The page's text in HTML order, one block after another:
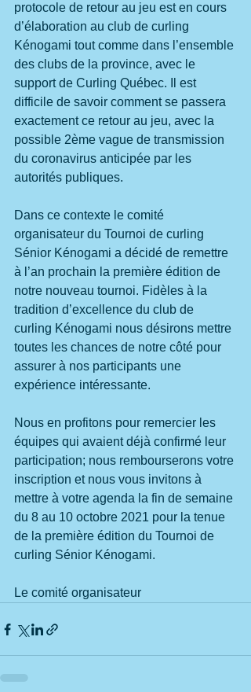
protocole de retour au jeu est en cours
d’élaboration au club de curling
Kénogami tout comme dans l’ensemble
des clubs de la province, avec le
support de Curling Québec. Il est
difficile de savoir comment se passera
exactement ce retour au jeu, avec la
possible 2ème vague de transmission
du coronavirus anticipée par les
autorités publiques.
Dans ce contexte le comité
organisateur du Tournoi de curling
Sénior Kénogami a décidé de remettre
à l’an prochain la première édition de
notre nouveau tournoi. Fidèles à la
tradition d’excellence du club de
curling Kénogami nous désirons mettre
toutes les chances de notre côté pour
assurer à nos participants une
expérience intéressante.
Nous en profitons pour remercier les
équipes qui avaient déjà confirmé leur
participation; nous rembourserons votre
inscription et nous vous invitons à
mettre à votre agenda la fin de semaine
du 8 au 10 octobre 2021 pour la tenue
de la première édition du Tournoi de
curling Sénior Kénogami.
Le comité organisateur